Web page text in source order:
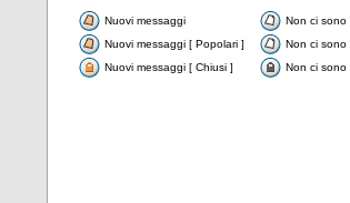
Nuovi messaggi Non ci sono
Nuovi messaggi [ Popolari ]
Non ci sono
Nuovi messaggi [ Chiusi ]
Non ci sono